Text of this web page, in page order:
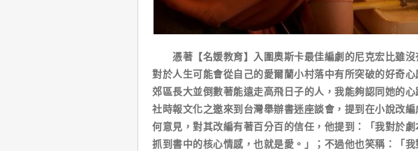
憑著【名媛教育】入圍奧斯卡最佳編劇的尼克宏比雖沒
對於人生可能會從自己的愛爾蘭小村落中有所突破的好奇
郊區長大並倒數著能遠走高飛日子的人，我能夠認同她的
社時報文化之邀來到台灣舉辦書迷座談會，提到在小說改
何意見，對其改編有著百分百的信任，他提到：「我對於
抓到書中的核心情感，也就是愛。」；不過他也笑稱：「